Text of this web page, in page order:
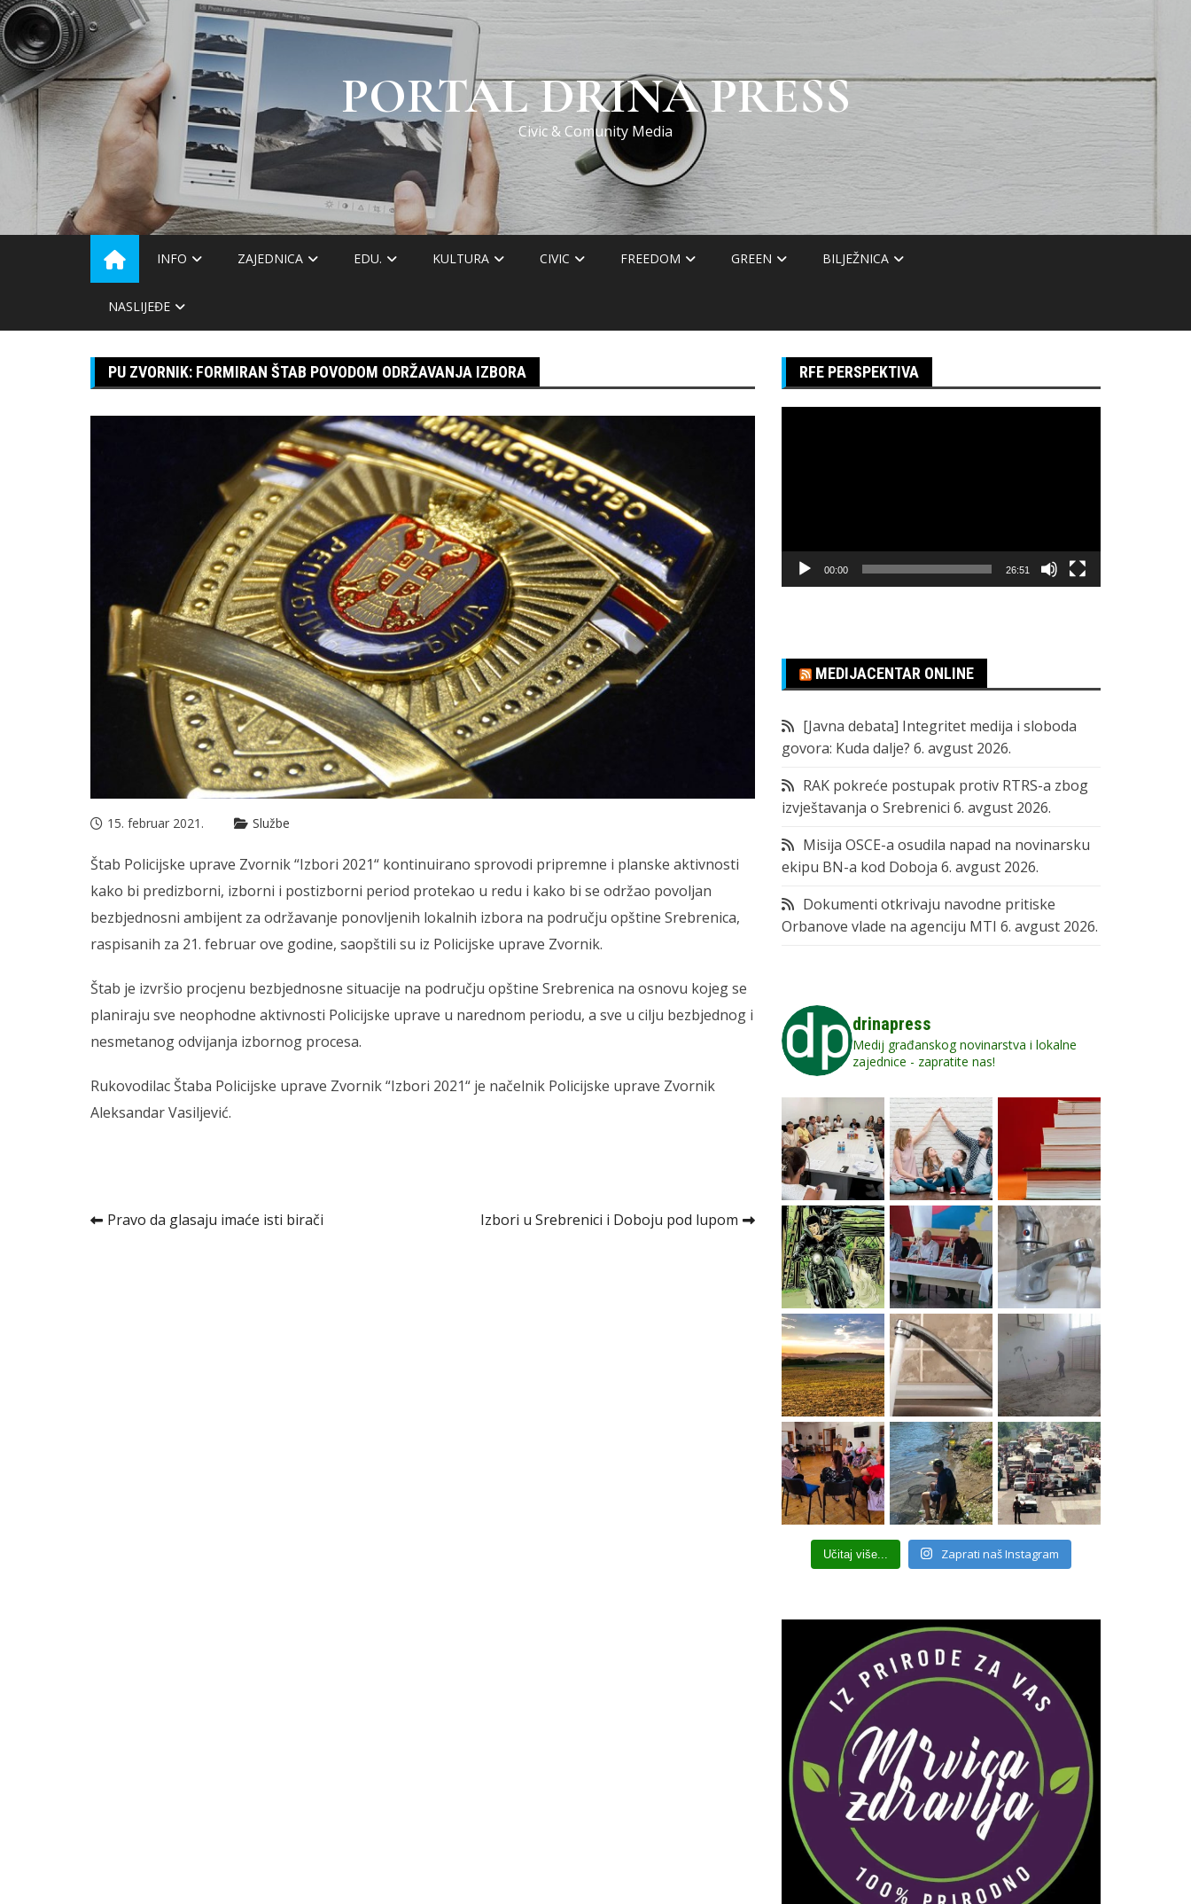
Skip
to
content
PORTAL DRINA PRESS
Civic & Comunity Media
INFO ZAJEDNICA EDU. KULTURA CIVIC FREEDOM GREEN BILJEŽNICA
NASLIJEĐE
PU ZVORNIK: FORMIRAN ŠTAB POVODOM ODRŽAVANJA IZBORA
15. februar 2021. Službe
Štab Policijske uprave Zvornik “Izbori 2021“ kontinuirano sprovodi pripremne i planske aktivnosti
kako bi predizborni, izborni i postizborni period protekao u redu i kako bi se održao povoljan
bezbjednosni ambijent za održavanje ponovljenih lokalnih izbora na području opštine Srebrenica,
raspisanih za 21. februar ove godine, saopštili su iz Policijske uprave Zvornik.
Štab je izvršio procjenu bezbjednosne situacije na području opštine Srebrenica na osnovu kojeg se
planiraju sve neophodne aktivnosti Policijske uprave u narednom periodu, a sve u cilju bezbjednog i
nesmetanog odvijanja izbornog procesa.
Rukovodilac Štaba Policijske uprave Zvornik “Izbori 2021“ je načelnik Policijske uprave Zvornik
Aleksandar Vasiljević.
Kretanje
Pravo da glasaju imaće isti birači Izbori u Srebrenici i Doboju pod lupom
RFE PERSPEKTIVA
00:00 26:51
MEDIJACENTAR ONLINE
[Javna debata] Integritet medija i sloboda
govora: Kuda dalje? 6. avgust 2026.
RAK pokreće postupak protiv RTRS-a zbog
izvještavanja o Srebrenici 6. avgust 2026.
Misija OSCE-a osudila napad na novinarsku
ekipu BN-a kod Doboja 6. avgust 2026.
Dokumenti otkrivaju navodne pritiske
Orbanove vlade na agenciju MTI 6. avgust 2026.
drinapress
Medij građanskog novinarstva i lokalne
zajednice - zapratite nas!
Učitaj više... Zaprati naš Instagram